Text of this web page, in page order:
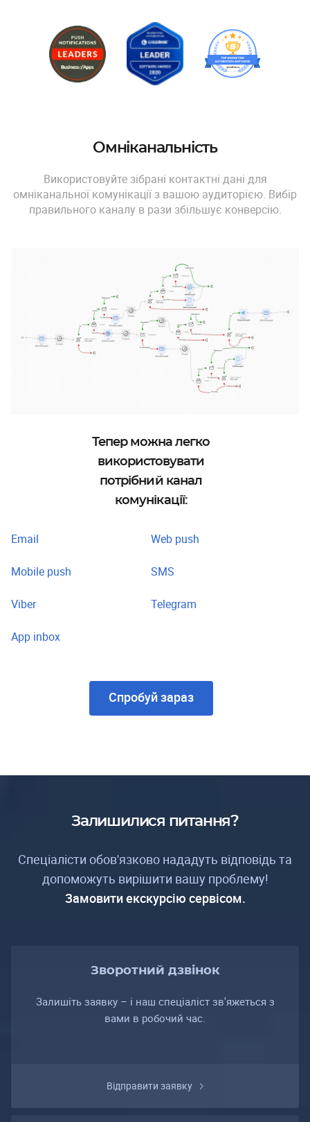
Омніканальність
Використовуйте зібрані контактні дані для
омніканальної комунікації з вашою аудиторією. Вибір
правильного каналу в рази збільшує конверсію.
Тепер можна легко
використовувати
потрібний канал
комунікації:
Email Web push
Mobile push SMS
Viber Telegram
App inbox
Спробуй зараз
Залишилися питання?
Спеціалісти обов'язково нададуть відповідь та
допоможуть вирішити вашу проблему!
Замовити екскурсію сервісом.
Зворотний дзвінок
Залишіть заявку – і наш спеціаліст зв'яжеться з
вами в робочий час.
Відправити заявку